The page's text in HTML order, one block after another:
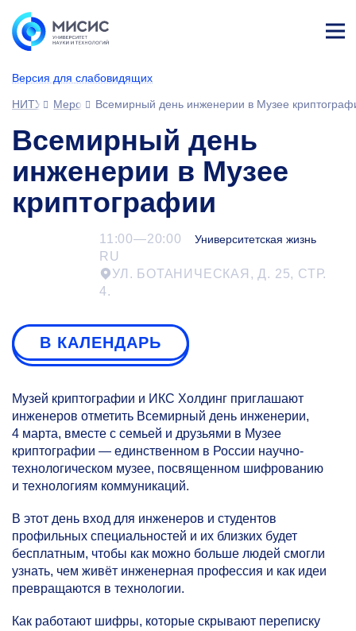
Версия для слабовидящих
ине
НИТУ МИСИСМероприятияВсемирный день инженерии в Музее
Всемирный день
инженерии в Музее
криптографии
11:00—20:00 Университетская жизнь
RU
УЛ. БОТАНИЧЕСКАЯ, Д. 25, СТР.
4.
В КАЛЕНДАРЬ
Музей криптографии и ИКС Холдинг приглашают
инженеров отметить Всемирный день инженерии,
4 марта, вместе с семьей и друзьями в Музее
криптографии — единственном в России научно-
технологическом музее, посвященном шифрованию
и технологиям коммуникаций.
В этот день вход для инженеров и студентов
профильных специальностей и их близких будет
бесплатным, чтобы как можно больше людей смогли
узнать, чем живёт инженерная профессия и как идеи
превращаются в технологии.
Как работают шифры, которые скрывают переписку